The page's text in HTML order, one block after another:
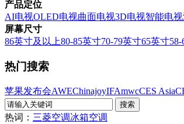
产品定位
AI电视OLED电视曲面电视3D电视智能电视
屏幕尺寸
86英寸及以上80-85英寸70-79英寸65英寸
热门搜索
苹果发布会AWEChinajoyIFAmwcCES Asia
热词： 三菱空调冰箱空调